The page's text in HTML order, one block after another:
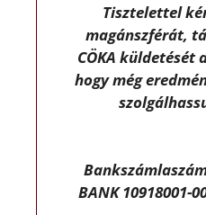
Tisztelettel
magánszférát,
CÖKA küldetését
hogy még
BANK 10918001-